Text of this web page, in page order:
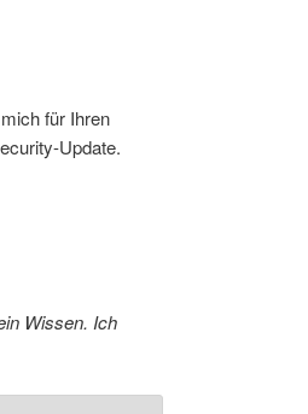
für Ihren
Update.
Wissen. Ich